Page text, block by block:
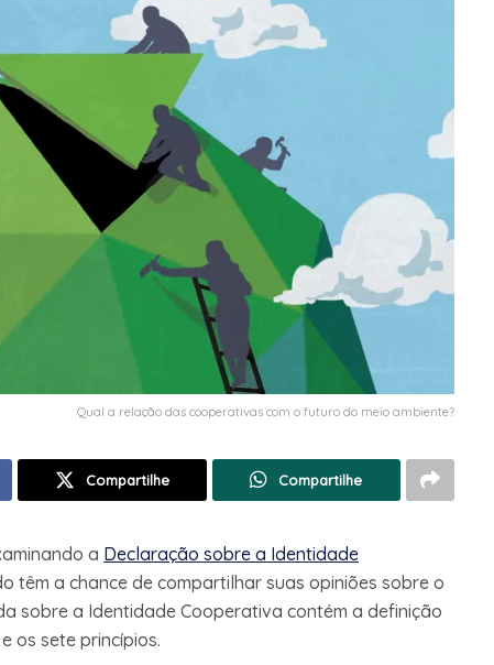
Qual a relação das cooperativas com o futuro do meio ambiente?
Compartilhe Compartilhe
a Declaração sobre a Identidade
têm a chance de compartilhar suas opiniões sobre o
sobre a Identidade Cooperativa contém a definição
os sete princípios.